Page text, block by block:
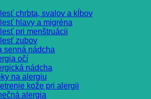
chrbta, svalov a kĺbov
hlavy a migréna
pri menštruácii
zubov
senná nádcha
očí
nádcha
na alergiu
kože pri alergii
alergia